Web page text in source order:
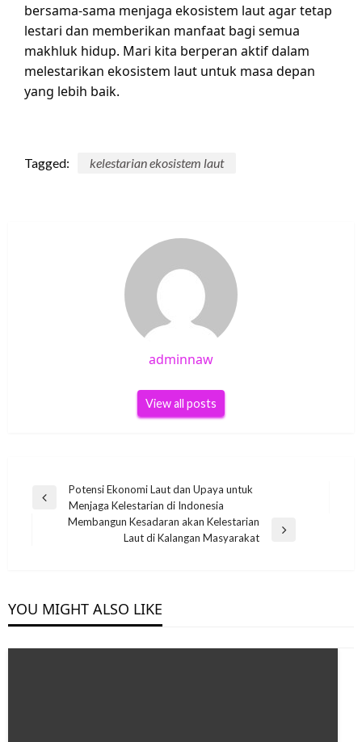
bersama-sama menjaga ekosistem laut agar tetap
lestari dan memberikan manfaat bagi semua
makhluk hidup. Mari kita berperan aktif dalam
melestarikan ekosistem laut untuk masa depan
yang lebih baik.
Tagged: kelestarian ekosistem laut
adminnaw
View all posts
Post
navigation
Previous
Potensi Ekonomi Laut dan Upaya untuk
Menjaga Kelestarian di Indonesia
Membangun Kesadaran akan Kelestarian
Laut di Kalangan Masyarakat
YOU MIGHT ALSO LIKE